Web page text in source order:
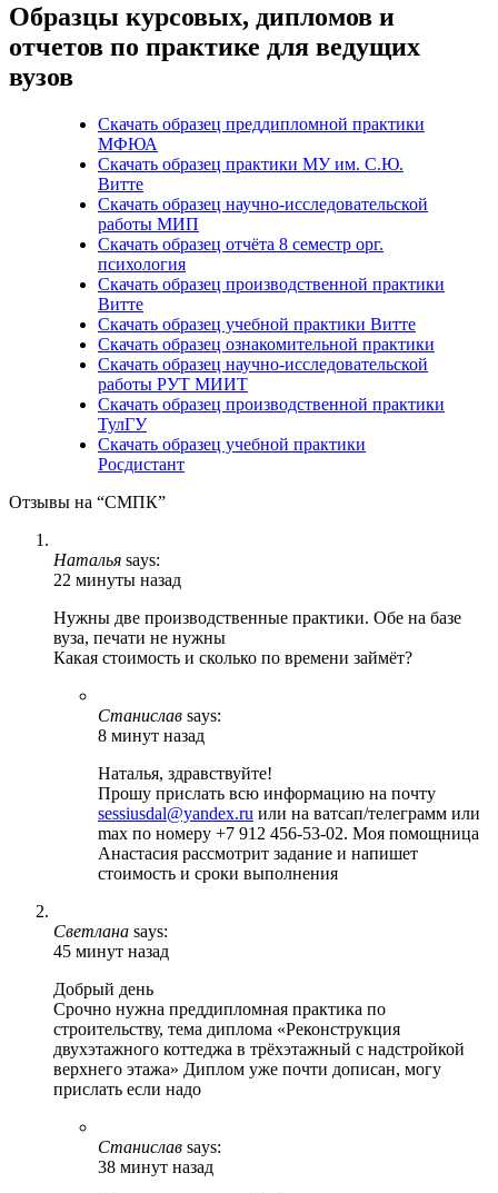
Образцы курсовых, дипломов и
отчетов по практике для ведущих
вузов
Скачать образец преддипломной практики
МФЮА
Скачать образец практики МУ им. С.Ю.
Витте
Скачать образец научно-исследовательской
работы МИП
Скачать образец отчёта 8 семестр орг.
психология
Скачать образец производственной практики
Витте
Скачать образец учебной практики Витте
Скачать образец ознакомительной практики
Скачать образец научно-исследовательской
работы РУТ МИИТ
Скачать образец производственной практики
ТулГУ
Скачать образец учебной практики
Росдистант
Отзывы на “СМПК”
Наталья says:
22 минуты назад
Нужны две производственные практики. Обе на базе
вуза, печати не нужны
Какая стоимость и сколько по времени займёт?
Станислав says:
8 минут назад
Наталья, здравствуйте!
Прошу прислать всю информацию на почту
sessiusdal@yandex.ru или на ватсап/телеграмм или
max по номеру +7 912 456-53-02. Моя помощница
Анастасия рассмотрит задание и напишет
стоимость и сроки выполнения
Светлана says:
45 минут назад
Добрый день
Срочно нужна преддипломная практика по
строительству, тема диплома «Реконструкция
двухэтажного коттеджа в трёхэтажный с надстройкой
верхнего этажа» Диплом уже почти дописан, могу
прислать если надо
Станислав says:
38 минут назад